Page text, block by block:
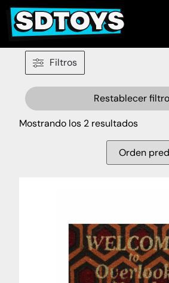
Filtros
Restablecer
Mostrando los 2 resultados